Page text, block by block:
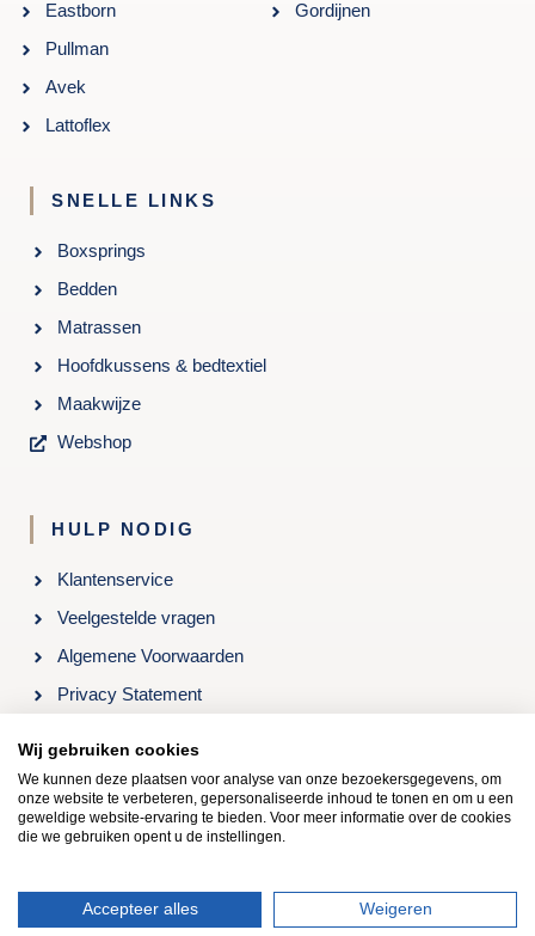
Eastborn
Pullman
Avek
Lattoflex
Gordijnen
SNELLE LINKS
Boxsprings
Bedden
Matrassen
Hoofdkussens & bedtextiel
Maakwijze
Webshop
HULP NODIG
Klantenservice
Veelgestelde vragen
Algemene Voorwaarden
Privacy Statement
Kom langs in onze winkel: Roelenengweg 24, 3781 BB
Voorthuizen, 0342-473662
Copyright © 2021 | Kooloos Slapen
Wij gebruiken cookies
We kunnen deze plaatsen voor analyse van onze bezoekersgegevens, om
onze website te verbeteren, gepersonaliseerde inhoud te tonen en om u een
geweldige website-ervaring te bieden. Voor meer informatie over de cookies
die we gebruiken opent u de instellingen.
Accepteer alles Weigeren